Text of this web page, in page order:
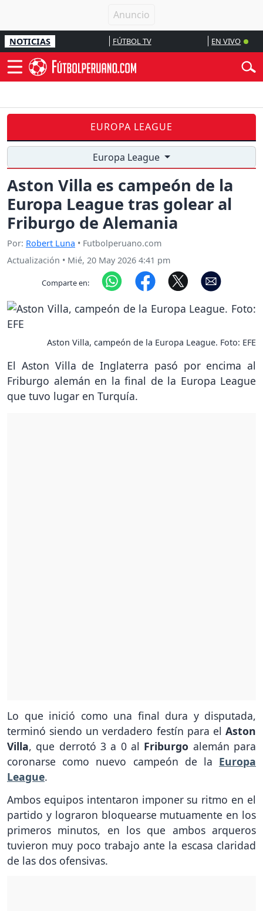
NOTICIAS FÚTBOL TV EN VIVO
EUROPA LEAGUE
Europa League
Aston Villa es campeón de la
Europa League tras golear al
Friburgo de Alemania
Por: Robert Luna • Futbolperuano.com
Actualización • Mié, 20 May 2026 4:41 pm
Comparte en:
Aston Villa, campeón de la Europa League. Foto: EFE
El Aston Villa de Inglaterra pasó por encima al
Friburgo alemán en la final de la Europa League
que tuvo lugar en Turquía.
Lo que inició como una final dura y disputada,
terminó siendo un verdadero festín para el Aston
Villa, que derrotó 3 a 0 al Friburgo alemán para
coronarse como nuevo campeón de la Europa
League.
Ambos equipos intentaron imponer su ritmo en el
partido y lograron bloquearse mutuamente en los
primeros minutos, en los que ambos arqueros
tuvieron muy poco trabajo ante la escasa claridad
de las dos ofensivas.